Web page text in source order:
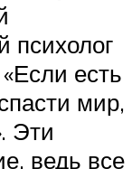
психолог
есть
мир,
Эти
ведь все